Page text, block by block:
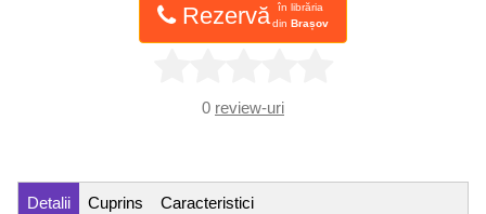
Rezervă
în librăria
din Brașov
0 review-uri
Detalii Cuprins Caracteristici